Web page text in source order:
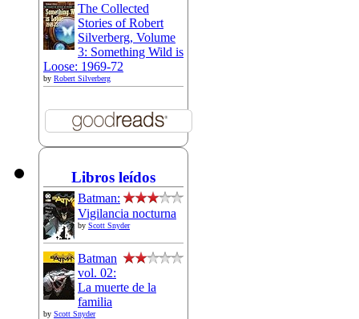
The Collected
Stories of Robert
Silverberg, Volume
3: Something Wild is
Loose: 1969-72
by Robert Silverberg
Libros leídos
Batman:
Vigilancia nocturna
by Scott Snyder
Batman
vol. 02:
La muerte de la
familia
by Scott Snyder